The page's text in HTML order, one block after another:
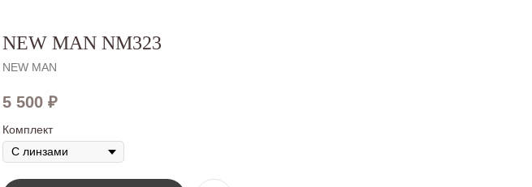
NEW MAN NM323
NEW MAN
5 500 ₽
Комплект